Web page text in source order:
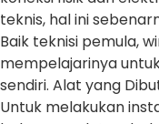
teknis, hal ini
Baik teknisi pemula,
mempelajarinya
sendiri. Alat yang
Untuk melakukan